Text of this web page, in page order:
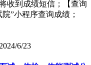
收到成绩短信；【查询
”小程序查询成绩；
2024/6/23